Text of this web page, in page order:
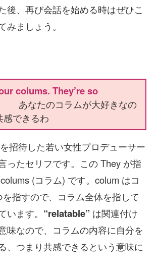
後、再び会話を始める時はぜひこ
みましょう。
colums. They’re so
あなたのコラムが大好きなの
できるわ
招待した若い女性プロデューサー
ったセリフです。この They が指
(コラム) です。colum はコ
指すので、コラム全体を指して
います。 “relatable” は関連付け
味なので、コラムの内容に自分を
、つまり共感できるという意味に